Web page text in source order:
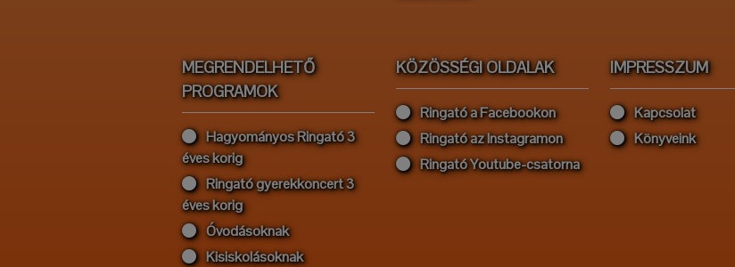
MEGRENDELHETŐ
PROGRAMOK
Hagyományos Ringató 3
éves korig
Ringató gyerekkoncert 3
éves korig
Óvodásoknak
Kisiskolásoknak
KÖZÖSSÉGI OLDALAK
Ringató a Facebookon
Ringató az Instagramon
Ringató Youtube-csatorna
IMPRESSZUM
Kapcsolat
Könyveink